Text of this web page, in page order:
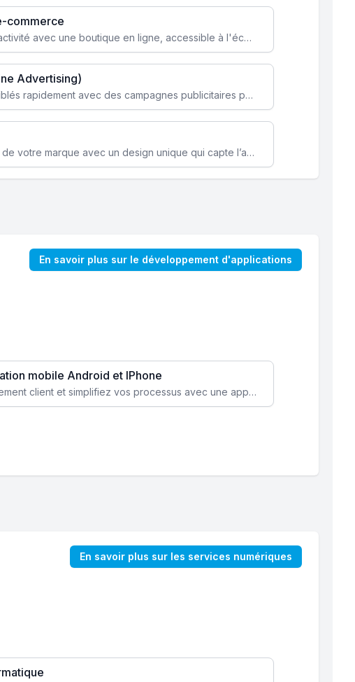
commerce
Transformez votre activité avec une boutique en ligne, accessible à l'échelle mondiale 24/7.
Advertising)
Attirez des clients ciblés rapidement avec des campagnes publicitaires payantes optimisées pour vos objectifs.
Renforcez l’identité de votre marque avec un design unique qui capte l’attention et engage vos clients.
En savoir plus sur le développement d'applications
mobile Android et IPhone
Augmentez l’engagement client et simplifiez vos processus avec une application mobile sur mesure, disponible sur iOS et Android.
En savoir plus sur les services numériques